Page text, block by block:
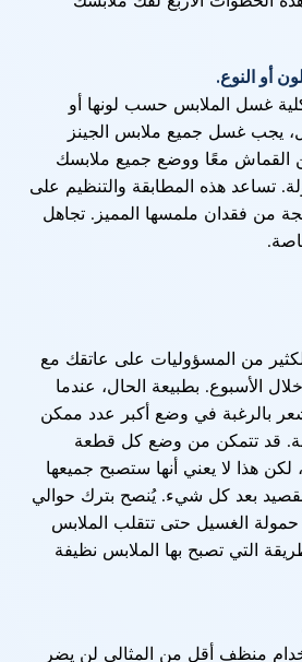
أو النوع.
غسل الملابس حسب لونها أو
يجب غسل جميع ملابس الجينز
القماش معًا ووضع جميع ملابسك
تساعد هذه المطابقة والتنظيم على
من فقدان ملمسها المميز. تجاهل
من المسؤوليات على عاتقك مع
الأسبوع. بطبيعة الحال، عندما
بالرغبة في وضع أكبر عدد ممكن
قد تتمكن من وضع كل قطعة
هذا لا يعني أنها ستصبح جميعها
بعد كل شيء. يُنصح بترك حوالي
الغسيل حتى تتقلب الملابس
التي تصبح بها الملابس نظيفة
منظف أقل من المثالي لن يضر